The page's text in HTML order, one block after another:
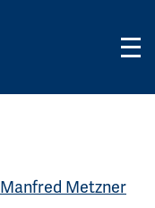
Manfred Metzner